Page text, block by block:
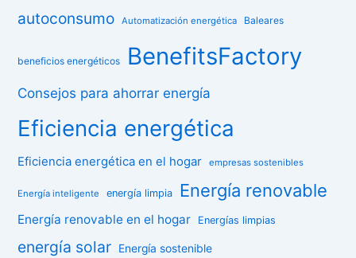
autoconsumo Automatización energética Baleares
beneficios energéticos BenefitsFactory
Consejos para ahorrar energía
Eficiencia energética
Eficiencia energética en el hogar empresas sostenibles
Energía inteligente energía limpia Energía renovable
Energía renovable en el hogar Energías limpias
energía solar Energía sostenible